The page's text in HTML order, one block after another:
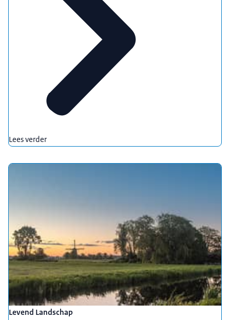
Lees verder
Levend Landschap